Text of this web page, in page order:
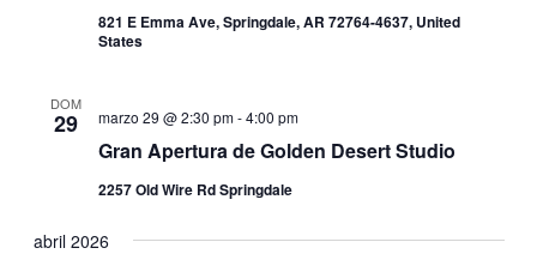
821 E Emma Ave, Springdale, AR 72764-4637, United
States
DOM
29
Gran Apertura de Golden Desert Studio
marzo 29 @ 2:30 pm-4:00 pm
2257 Old Wire Rd Springdale
abril 2026